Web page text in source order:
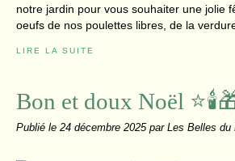
notre jardin pour vous souhaiter une jolie
oeufs de nos poulettes libres, de la
LIRE LA SUITE
Bon et doux Noël
Publié le 24 décembre 2025 par Les Belles du